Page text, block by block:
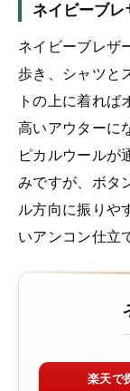
ネイビーブレ
ネイビーブレザ
歩き、シャツと
トの上に着れ
高いアウターに
ピカルウールが
みですが、ボタ
ル方向に振りや
いアンコン仕立
楽天で